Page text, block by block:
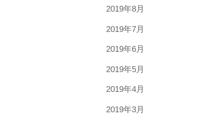
2019年8月
2019年7月
2019年6月
2019年5月
2019年4月
2019年3月